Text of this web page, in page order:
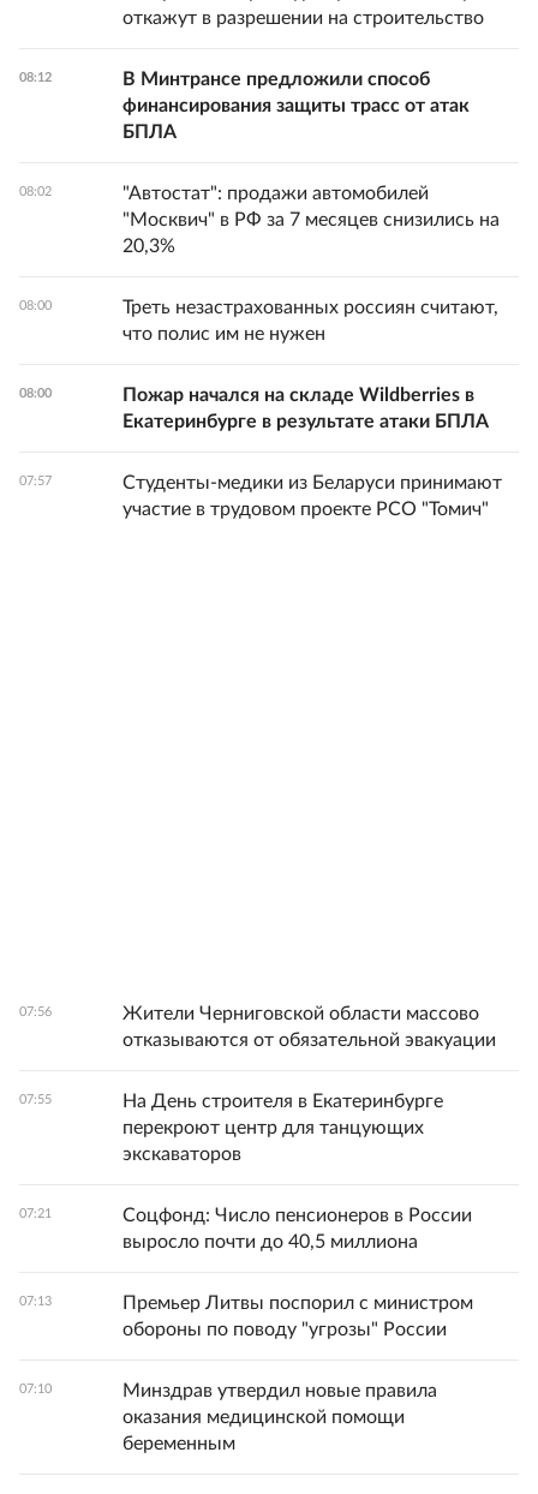
откажут в разрешении на строительство
08:12
В Минтрансе предложили способ
финансирования защиты трасс от атак
БПЛА
08:02
"Автостат": продажи автомобилей
"Москвич" в РФ за 7 месяцев снизились на
20,3%
08:00
Треть незастрахованных россиян считают,
что полис им не нужен
08:00
Пожар начался на складе Wildberries в
Екатеринбурге в результате атаки БПЛА
07:57
Студенты-медики из Беларуси принимают
участие в трудовом проекте РСО "Томич"
07:56
Жители Черниговской области массово
отказываются от обязательной эвакуации
07:55
На День строителя в Екатеринбурге
перекроют центр для танцующих
экскаваторов
07:21
Соцфонд: Число пенсионеров в России
выросло почти до 40,5 миллиона
07:13
Премьер Литвы поспорил с министром
обороны по поводу "угрозы" России
07:10
Минздрав утвердил новые правила
оказания медицинской помощи
беременным